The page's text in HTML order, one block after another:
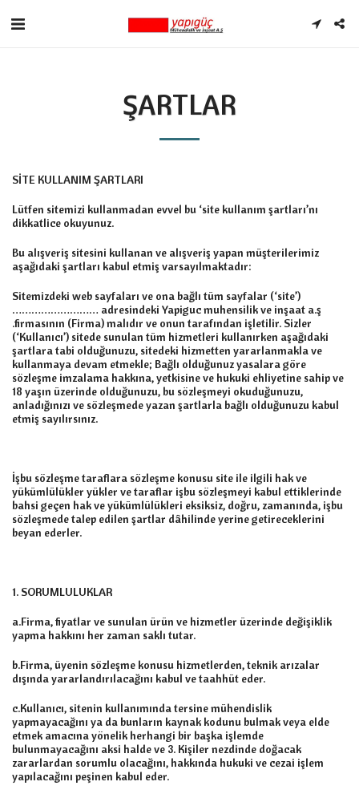
ŞARTLAR
SİTE KULLANIM ŞARTLARI
Lütfen sitemizi kullanmadan evvel bu ‘site kullanım şartları’nı
dikkatlice okuyunuz.
Bu alışveriş sitesini kullanan ve alışveriş yapan müşterilerimiz
aşağıdaki şartları kabul etmiş varsayılmaktadır:
Sitemizdeki web sayfaları ve ona bağlı tüm sayfalar (‘site’)
……………………… adresindeki Yapiguc muhensilik ve inşaat a.ş
.firmasının (Firma) malıdır ve onun tarafından işletilir. Sizler
(‘Kullanıcı’) sitede sunulan tüm hizmetleri kullanırken aşağıdaki
şartlara tabi olduğunuzu, sitedeki hizmetten yararlanmakla ve
kullanmaya devam etmekle; Bağlı olduğunuz yasalara göre
sözleşme imzalama hakkına, yetkisine ve hukuki ehliyetine sahip ve
18 yaşın üzerinde olduğunuzu, bu sözleşmeyi okuduğunuzu,
anladığınızı ve sözleşmede yazan şartlarla bağlı olduğunuzu kabul
etmiş sayılırsınız.
İşbu sözleşme taraflara sözleşme konusu site ile ilgili hak ve
yükümlülükler yükler ve taraflar işbu sözleşmeyi kabul ettiklerinde
bahsi geçen hak ve yükümlülükleri eksiksiz, doğru, zamanında, işbu
sözleşmede talep edilen şartlar dâhilinde yerine getireceklerini
beyan ederler.
1. SORUMLULUKLAR
a.Firma, fiyatlar ve sunulan ürün ve hizmetler üzerinde değişiklik
yapma hakkını her zaman saklı tutar.
b.Firma, üyenin sözleşme konusu hizmetlerden, teknik arızalar
dışında yararlandırılacağını kabul ve taahhüt eder.
c.Kullanıcı, sitenin kullanımında tersine mühendislik
yapmayacağını ya da bunların kaynak kodunu bulmak veya elde
etmek amacına yönelik herhangi bir başka işlemde
bulunmayacağını aksi halde ve 3. Kişiler nezdinde doğacak
zararlardan sorumlu olacağını, hakkında hukuki ve cezai işlem
yapılacağını peşinen kabul eder.